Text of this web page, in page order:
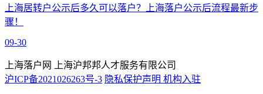
上海居转户公示后多久可以落户？上海落户公示后流程最新步
骤！
09-30
上海落户网 上海沪邦邦人才服务有限公司
沪ICP备2021026263号-3 隐私保护声明 机构入驻